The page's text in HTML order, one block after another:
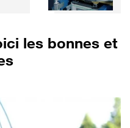
les bonnes et